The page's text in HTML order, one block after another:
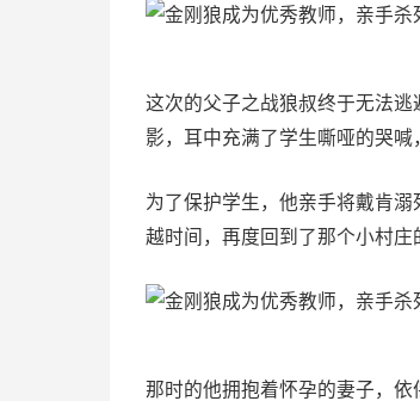
这次的父子之战狼叔终于无法
影，耳中充满了学生嘶哑的哭喊
为了保护学生，他亲手将戴肯
越时间，再度回到了那个小村庄
那时的他拥抱着怀孕的妻子，